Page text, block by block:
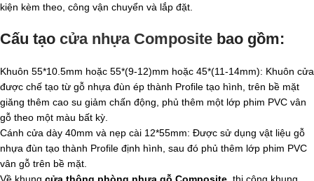
kiện kèm theo, công vận chuyển và lắp đặt.
Cấu tạo cửa nhựa Composite bao gồm:
Khuôn 55*10.5mm hoặc 55*(9-12)mm hoặc 45*(11-14mm): Khuôn cửa
được chế tạo từ gỗ nhựa đùn ép thành Profile tạo hình, trên bề mặt
giăng thêm cao su giảm chấn động, phủ thêm một lớp phim PVC vân
gỗ theo một màu bất kỳ.
Cánh cửa dày 40mm và nẹp cài 12*55mm: Được sử dụng vật liệu gỗ
nhựa đùn tạo thành Profile định hình, sau đó phủ thêm lớp phim PVC
vân gỗ trên bề mặt.